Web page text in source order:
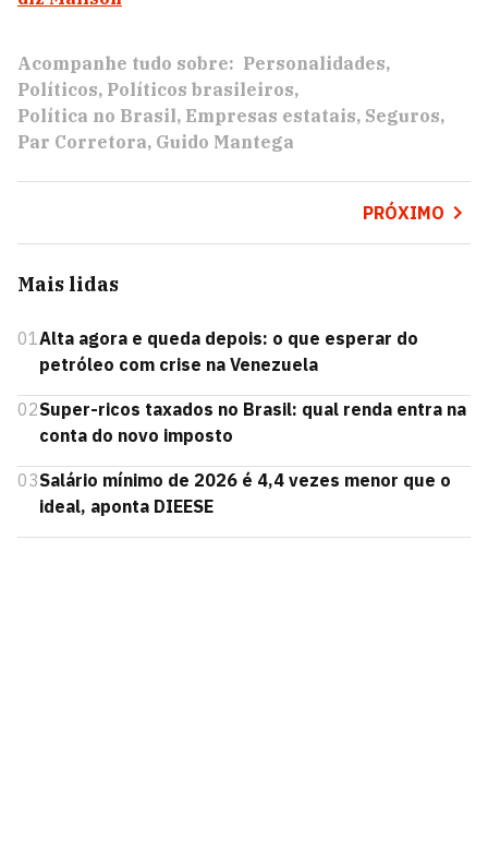
Acompanhe tudo sobre: Personalidades
Políticos Políticos brasileiros
Política no Brasil Empresas estatais Seguros
Par Corretora Guido Mantega
PRÓXIMO
Mais lidas
01Alta agora e queda depois: o que esperar do
petróleo com crise na Venezuela
02Super-ricos taxados no Brasil: qual renda entra na
conta do novo imposto
03Salário mínimo de 2026 é 4,4 vezes menor que o
ideal, aponta DIEESE